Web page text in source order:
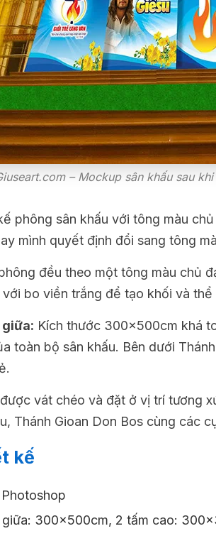
– Mockup sân khấu sau
phông sân khấu với tông màu
mình quyết định đổi sang tông
đều theo một tông màu chủ
bo viền trắng để tạo khối và
giữa: Kích thước 300x500cm khá
toàn bộ sân khấu. Bên dưới
vát chéo và đặt ở vị trí tương
Thánh Gioan Don Bos cùng các
kế
giữa: 300x500cm, 2 tấm cao: